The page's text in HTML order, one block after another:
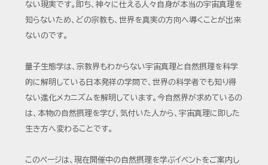
ない現実です。即ち、神々に仕える人々自身が本当の宇宙真理を
知らないため、どの宗教も、世界を真実の方向へ導くことが出来
ないのです。
量子生態学は、宗教界もわからない宇宙真理と自然摂理を科学
的に解明している日本発祥の学問で、世界の科学者でも知り得
ない進化メカニズムを解明しています。今自然界が求めているの
は、本物の自然摂理を学び、気付いた人から、宇宙真理に即した
生き方へ変わることです。
このページは、現在開催中の自然摂理を学ぶイベントをご案内し